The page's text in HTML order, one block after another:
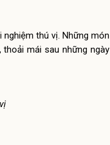
thú vị. Những món
mái sau những ngày